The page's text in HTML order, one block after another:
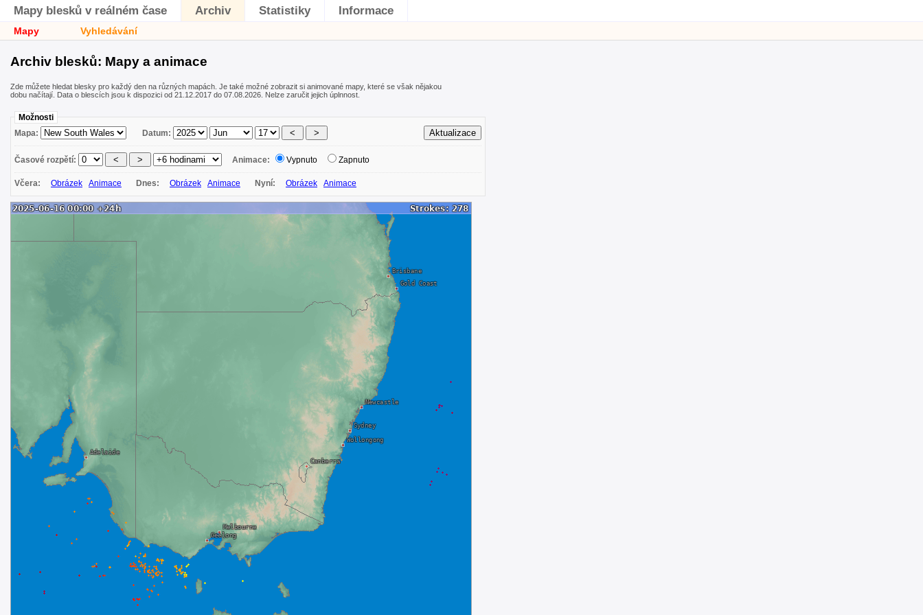
Mapy blesků v reálném čase Archiv Statistiky Informace
Mapy Vyhledávání
Archiv blesků: Mapy a animace
Zde můžete hledat blesky pro každý den na různých mapách. Je také možné zobrazit si animované mapy, které se však nějakou
dobu načítají. Data o blescích jsou k dispozici od 21.12.2017 do 07.08.2026. Nelze zaručit jejich úplnnost.
Možnosti
Mapa:
Datum:
Časové rozpětí: Animace: Vypnuto Zapnuto
Včera: Obrázek Animace Dnes: Obrázek Animace Nyní: Obrázek Animace